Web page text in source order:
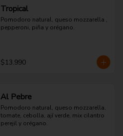
Tropical
Pomodoro natural, queso mozzarella ,
pepperoni, piña y orégano.
$13.990
Al Pebre
Pomodoro natural, queso mozzarella,
tomate, cebolla, ají verde, mix cilantro
perejil y orégano.